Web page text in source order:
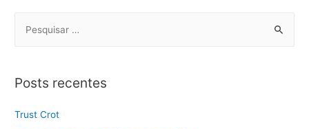
Posts recentes
Trust Crot